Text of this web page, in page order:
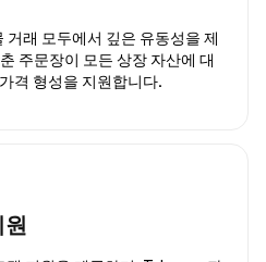
래 모두에서 깊은 유동성을 제
주문장이 모든 상장 자산에 대
격 형성을 지원합니다.